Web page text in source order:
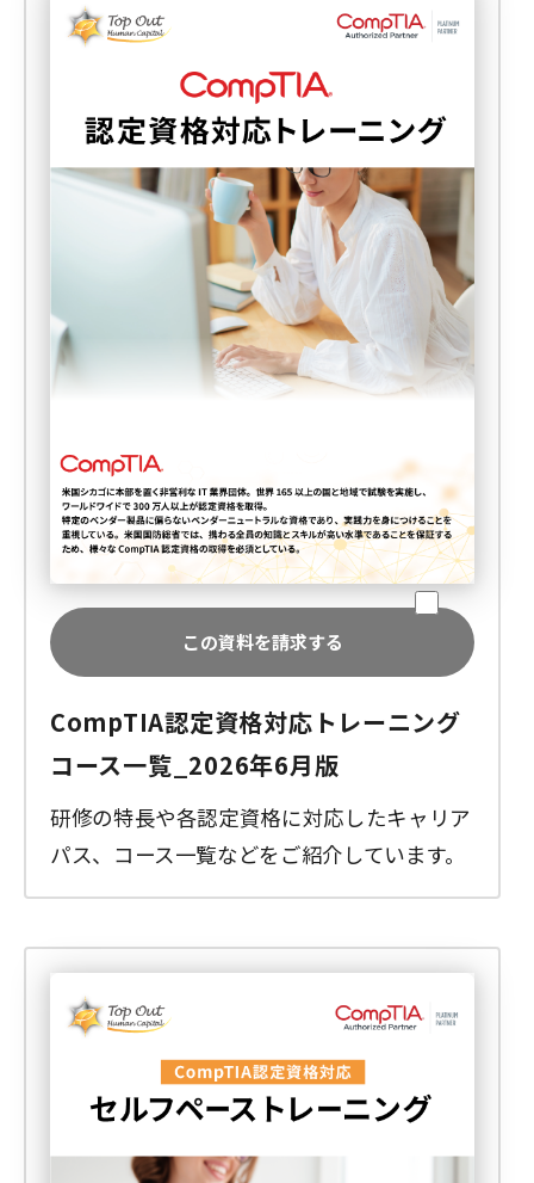
この資料を請求する
CompTIA認定資格対応トレーニング
コース一覧_2026年6月版
研修の特長や各認定資格に対応したキャリア
パス、コース一覧などをご紹介しています。